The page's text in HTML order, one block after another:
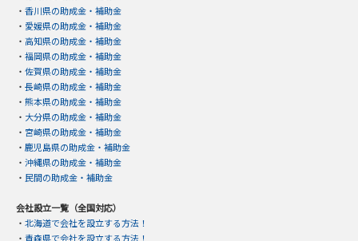
・ 香川県の助成金・補助金
・ 愛媛県の助成金・補助金
・ 高知県の助成金・補助金
・ 福岡県の助成金・補助金
・ 佐賀県の助成金・補助金
・ 長崎県の助成金・補助金
・ 熊本県の助成金・補助金
・ 大分県の助成金・補助金
・ 宮崎県の助成金・補助金
・ 鹿児島県の助成金・補助金
・ 沖縄県の助成金・補助金
・ 民間の助成金・補助金
会社設立一覧（全国対応）
・ 北海道で会社を設立する方法！
・ 青森県で会社を設立する方法！